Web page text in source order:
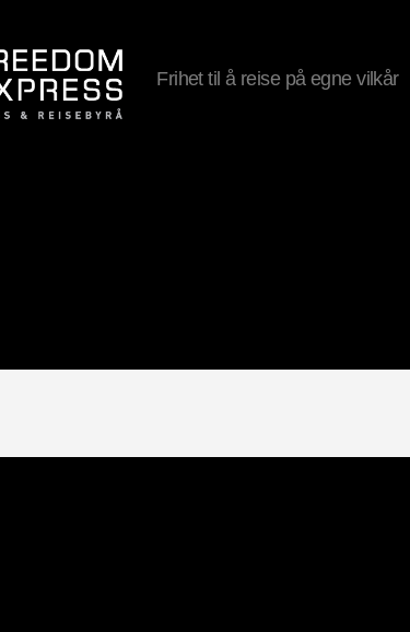
Frihet til å reise på egne vilkår